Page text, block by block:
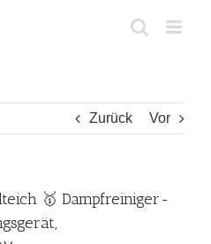
Zurück Vor
🥇 Dampfreiniger-